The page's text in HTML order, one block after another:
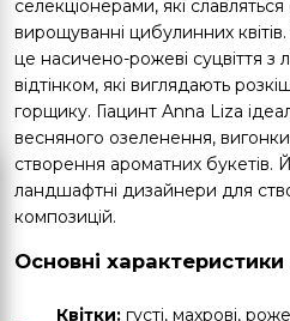
селекціонерами, які
вирощуванні цибулинних
це насичено-рожеві суцвіття з
відтінком, які виглядають
горщику. Гіацинт Anna Liza
весняного озеленення,
створення ароматних букетів.
ландшафтні дизайнери для
композицій.
Основні характеристики
Квітки: густі, махрові,